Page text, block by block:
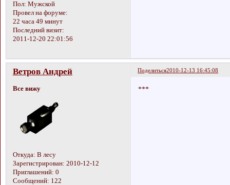
Пол: Мужской
Провел на форуме:
22 часа 49 минут
Последний визит:
2011-12-20 22:01:56
Поделиться2010-12-13 16:45:08
Ветров Андрей
Все вижу
Откуда: В лесу
Зарегистрирован: 2010-12-12
Приглашений: 0
Сообщений: 122
***